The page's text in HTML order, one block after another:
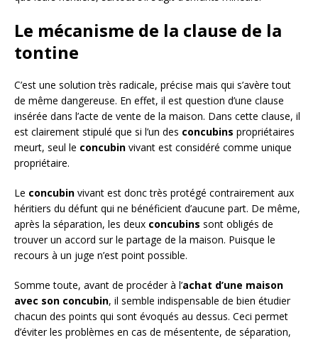
Le mécanisme de la clause de la
tontine
C’est une solution très radicale, précise mais qui s’avère tout
de même dangereuse. En effet, il est question d’une clause
insérée dans l’acte de vente de la maison. Dans cette clause, il
est clairement stipulé que si l’un des concubins propriétaires
meurt, seul le concubin vivant est considéré comme unique
propriétaire.
Le concubin vivant est donc très protégé contrairement aux
héritiers du défunt qui ne bénéficient d’aucune part. De même,
après la séparation, les deux concubins sont obligés de
trouver un accord sur le partage de la maison. Puisque le
recours à un juge n’est point possible.
Somme toute, avant de procéder à l’achat d’une maison
avec son concubin, il semble indispensable de bien étudier
chacun des points qui sont évoqués au dessus. Ceci permet
d’éviter les problèmes en cas de mésentente, de séparation,